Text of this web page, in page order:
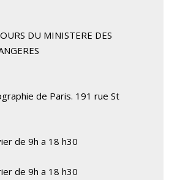
DU MINISTERE DES
de Paris. 191 rue St
de 9h a 18 h30
de 9h a 18 h30